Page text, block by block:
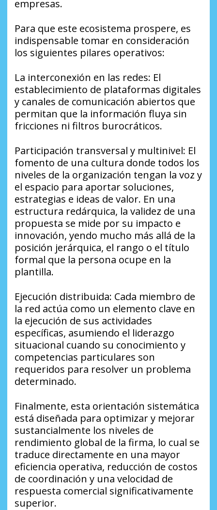
empresas.
​Para que este ecosistema prospere, es
indispensable tomar en consideración
los siguientes pilares operativos:
​La interconexión en las redes: El
establecimiento de plataformas digitales
y canales de comunicación abiertos que
permitan que la información fluya sin
fricciones ni filtros burocráticos.
​Participación transversal y multinivel: El
fomento de una cultura donde todos los
niveles de la organización tengan la voz y
el espacio para aportar soluciones,
estrategias e ideas de valor. En una
estructura redárquica, la validez de una
propuesta se mide por su impacto e
innovación, yendo mucho más allá de la
posición jerárquica, el rango o el título
formal que la persona ocupe en la
plantilla.
​Ejecución distribuida: Cada miembro de
la red actúa como un elemento clave en
la ejecución de sus actividades
específicas, asumiendo el liderazgo
situacional cuando su conocimiento y
competencias particulares son
requeridos para resolver un problema
determinado.
​Finalmente, esta orientación sistemática
está diseñada para optimizar y mejorar
sustancialmente los niveles de
rendimiento global de la firma, lo cual se
traduce directamente en una mayor
eficiencia operativa, reducción de costos
de coordinación y una velocidad de
respuesta comercial significativamente
superior.